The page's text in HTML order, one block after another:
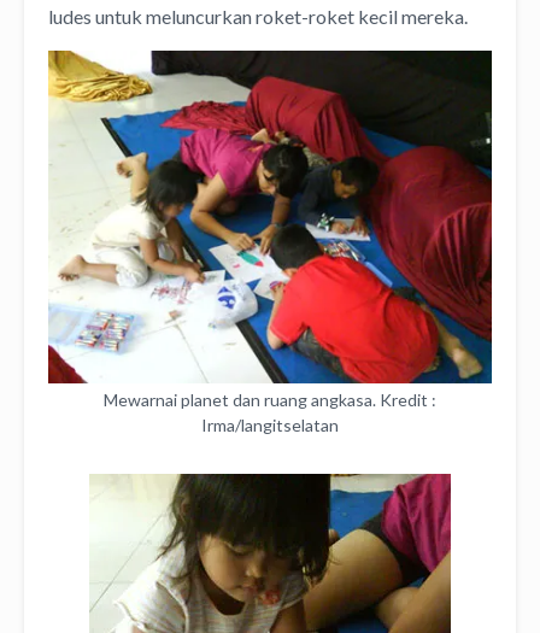
ludes untuk meluncurkan roket-roket kecil mereka.
Mewarnai planet dan ruang angkasa. Kredit :
Irma/langitselatan